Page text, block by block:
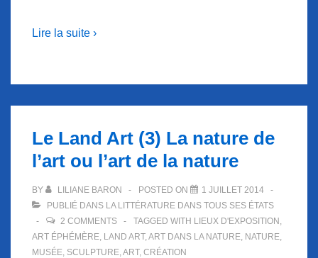
Lire la suite ›
Le Land Art (3) La nature de
l’art ou l’art de la nature
BY LILIANE BARON POSTED ON
1 JUILLET 2014
PUBLIÉ DANS LA LITTÉRATURE DANS TOUS SES ÉTATS
2 COMMENTS
TAGGED WITH LIEUX D'EXPOSITION ,
ART ÉPHÉMÈRE, LAND ART,ART DANS LA NATURE, NATURE,
MUSÉE, SCULPTURE,ART, CRÉATION